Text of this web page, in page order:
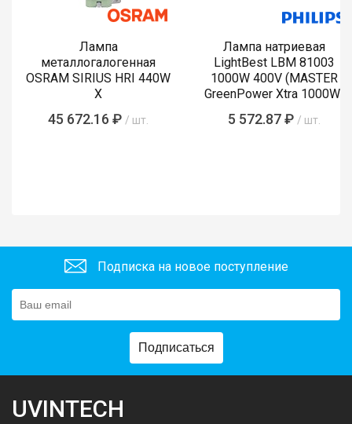
Лампа
металлогалогенная
OSRAM SIRIUS HRI 440W
X
45 672.16 ₽ / шт.
Лампа натриевая
LightBest LBM 81003
1000W 400V (MASTER
GreenPower Xtra 1000W)
5 572.87 ₽ / шт.
Подписка на новое поступление
Подписаться
UVINTECH